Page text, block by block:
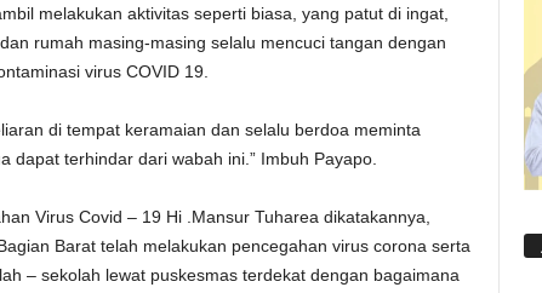
melakukan aktivitas seperti biasa, yang patut di ingat,
rumah masing-masing selalu mencuci tangan dengan
virus COVID 19.
di tempat keramaian dan selalu berdoa meminta
dapat terhindar dari wabah ini.” Imbuh Payapo.
Virus Covid – 19 Hi .Mansur Tuharea dikatakannya,
Barat telah melakukan pencegahan virus corona serta
– sekolah lewat puskesmas terdekat dengan bagaimana